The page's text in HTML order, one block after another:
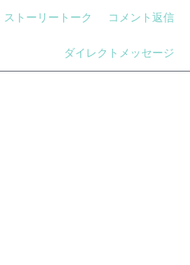
ストーリートーク コメント返信
ダイレクトメッセージ